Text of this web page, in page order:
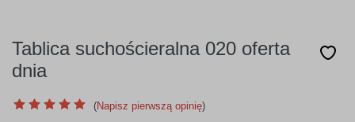
Tablica suchościeralna 020 oferta
dnia
(Napisz pierwszą opinię)